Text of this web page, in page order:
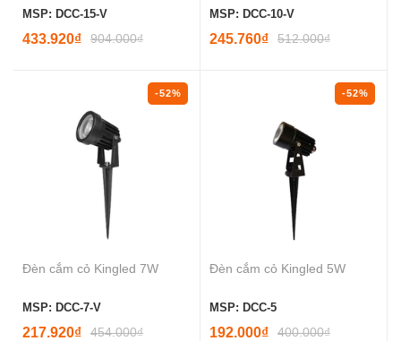
MSP: DCC-15-V
433.920₫ 904.000₫
MSP: DCC-10-V
245.760₫ 512.000₫
-52%
Đèn cắm cỏ Kingled 7W
MSP: DCC-7-V
217.920₫ 454.000₫
-52%
Đèn cắm cỏ Kingled 5W
MSP: DCC-5
192.000₫ 400.000₫